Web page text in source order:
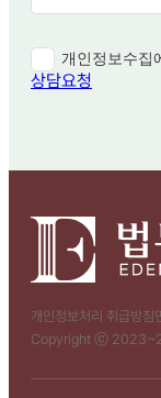
개인정보수집
상담요청
개인정보처리 취급방침
Copyright ⓒ